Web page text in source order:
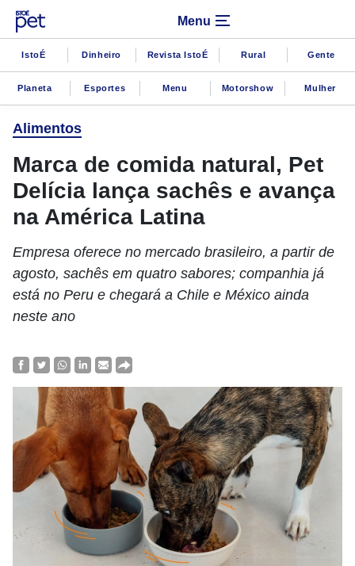
Menu
IstoÉ Dinheiro Revista IstoÉ Rural Gente
Planeta Esportes Menu Motorshow Mulher
Alimentos
Marca de comida natural, Pet
Delícia lança sachês e avança
na América Latina
Empresa oferece no mercado brasileiro, a partir de
agosto, sachês em quatro sabores; companhia já
está no Peru e chegará a Chile e México ainda
neste ano